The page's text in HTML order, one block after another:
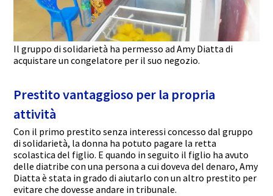
Il gruppo di solidarietà ha permesso ad Amy Diatta di
acquistare un congelatore per il suo negozio.
Prestito vantaggioso per la propria
attività
Con il primo prestito senza interessi concesso dal gruppo
di solidarietà, la donna ha potuto pagare la retta
scolastica del figlio. E quando in seguito il figlio ha avuto
delle diatribe con una persona a cui doveva del denaro, Amy
Diatta è stata in grado di aiutarlo con un altro prestito per
evitare che dovesse andare in tribunale.